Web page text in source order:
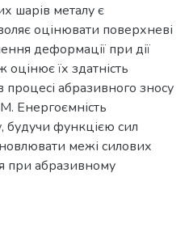
шарів металу є
оцінювати поверхневі
деформації при дії
їх здатність
абразивного зносу
Енергоємність
будучи функцією сил
межі силових
при абразивному